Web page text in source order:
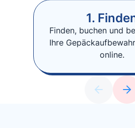
1.
Finden, buchen und
Ihre
online.